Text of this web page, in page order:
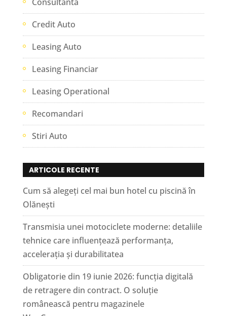
Credit Auto
Leasing Auto
Leasing Financiar
Leasing Operational
Recomandari
Stiri Auto
ARTICOLE RECENTE
Cum să alegeți cel mai bun hotel cu piscină în
Olănești
Transmisia unei motociclete moderne: detaliile
tehnice care influențează performanța,
accelerația și durabilitatea
Obligatorie din 19 iunie 2026: funcția digitală
de retragere din contract. O soluție
românească pentru magazinele